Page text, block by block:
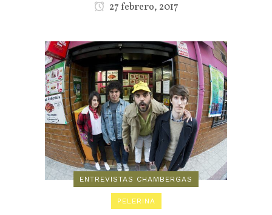
27 febrero, 2017
ENTREVISTAS CHAMBERGAS
PELERINA